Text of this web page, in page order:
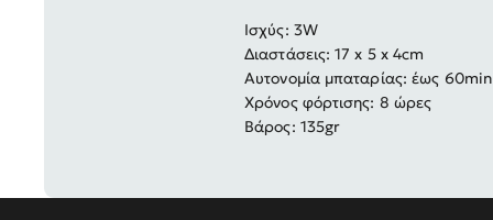
Ισχύς: 3W
Διαστάσεις: 17 x 5 x 4cm
Αυτονομία μπαταρίας: έως 60min
Χρόνος φόρτισης: 8 ώρες
Βάρος: 135gr